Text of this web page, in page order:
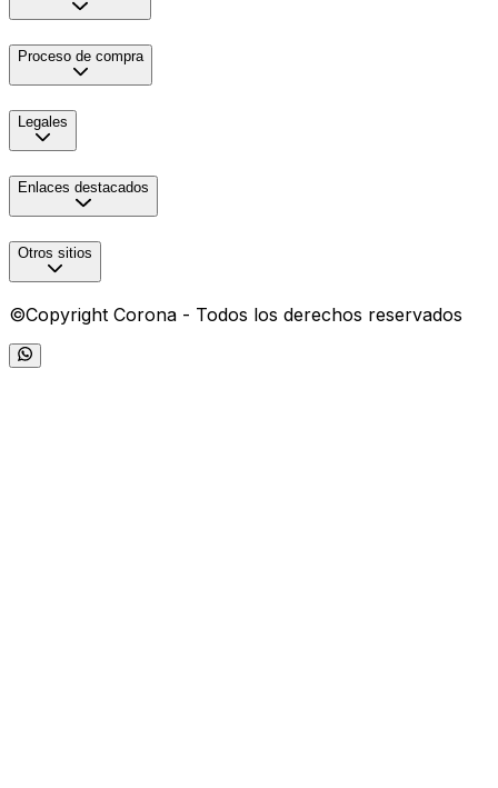
Proceso de compra
Legales
Enlaces destacados
Otros sitios
©Copyright Corona - Todos los derechos reservados